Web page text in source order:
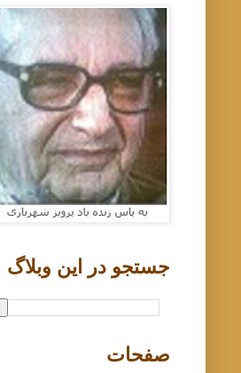
جستجو در اين وبلاگ
صفحات